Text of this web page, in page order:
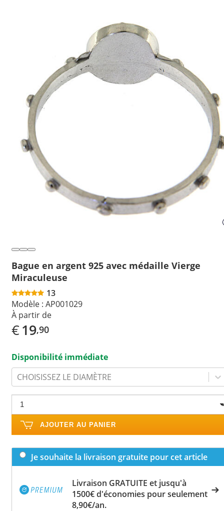
Bague en argent 925 avec médaille Vierge
Miraculeuse
13
Modèle : AP001029
À partir de
€19,90
Disponibilité immédiate
CHOISISSEZ LE DIAMÈTRE
AJOUTER AU PANIER
Je souhaite la livraison gratuite pour cet article
Livraison GRATUITE et jusqu'à
1500€ d'économies pour seulement
8,90€/an.